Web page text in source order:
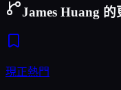
James Huang 的
現正熱門